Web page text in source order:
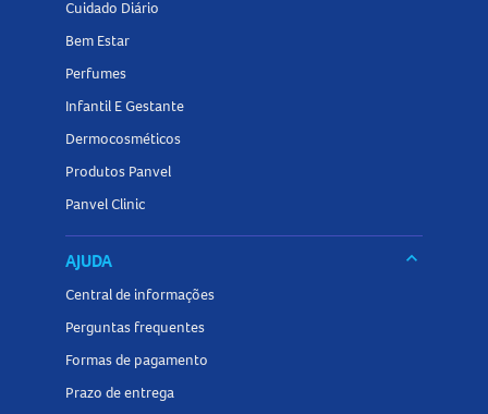
Cuidado Diário
Bem Estar
Perfumes
Infantil E Gestante
Dermocosméticos
Produtos Panvel
Panvel Clinic
AJUDA keyboard_arrow_down
Central de informações
Perguntas frequentes
Formas de pagamento
Prazo de entrega